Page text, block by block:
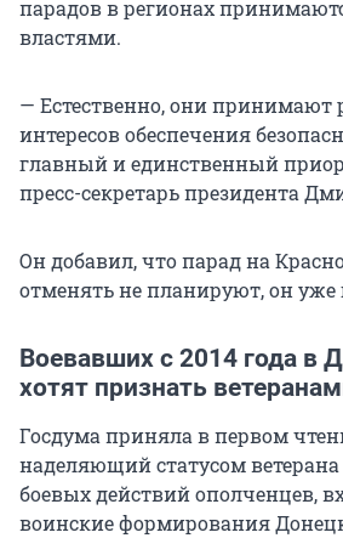
парадов в регионах
властями.
— Естественно, они принимают
интересов обеспечения
главный и единственный
пресс-секретарь президента
Он добавил, что парад на
отменять не планируют, он уже
Воевавших c 2014 года в
хотят признать
Госдума приняла в первом
наделяющий статусом
боевых действий ополченцев,
воинские формирования